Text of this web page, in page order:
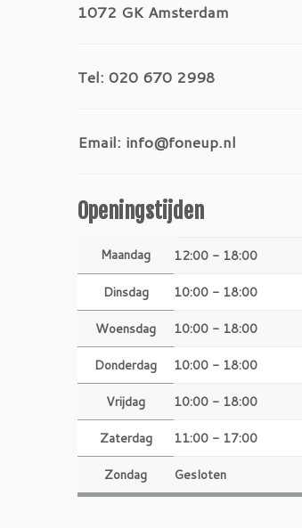
1072 GK Amsterdam
Tel: 020 670 2998
Email: info@foneup.nl
Openingstijden
Maandag 12:00 - 18:00
Dinsdag 10:00 - 18:00
Woensdag 10:00 - 18:00
Donderdag 10:00 - 18:00
Vrijdag 10:00 - 18:00
Zaterdag 11:00 - 17:00
Zondag Gesloten